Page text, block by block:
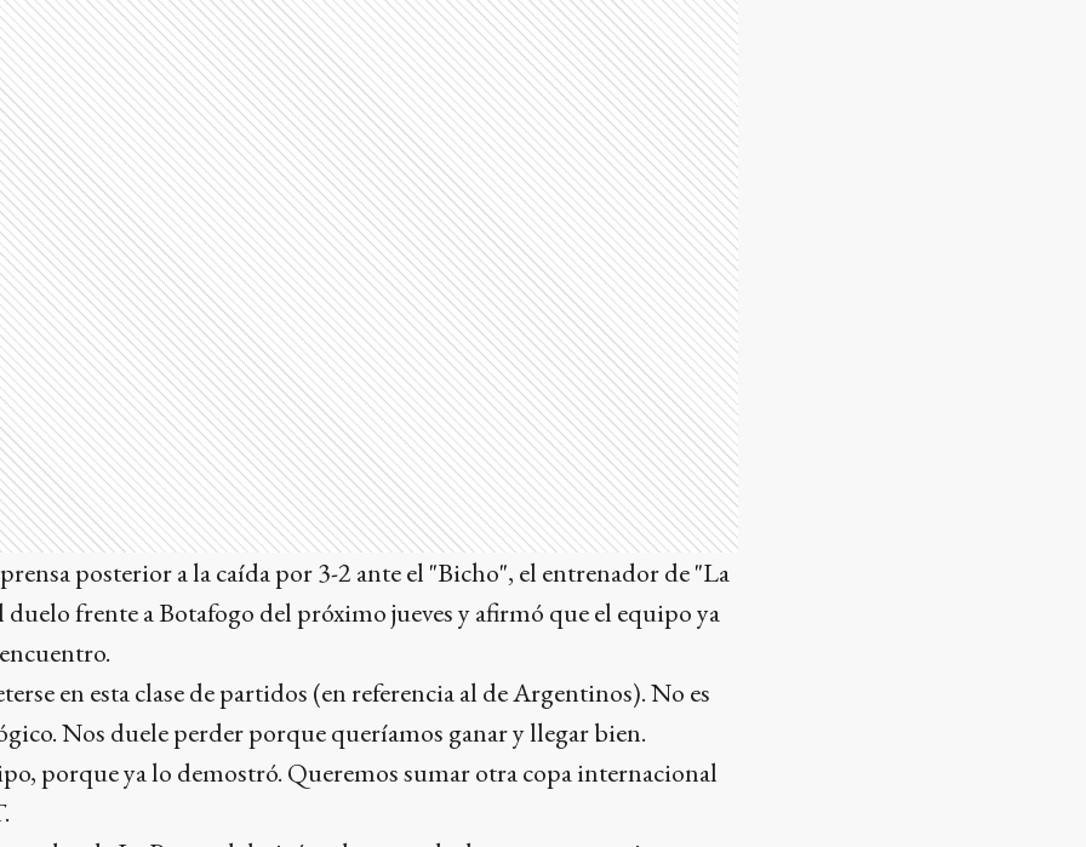
posterior a la caída por 3-2 ante el "Bicho", el entrenador de "La
frente a Botafogo del próximo jueves y afirmó que el equipo ya
en esta clase de partidos (en referencia al de Argentinos). No es
Nos duele perder porque queríamos ganar y llegar bien.
porque ya lo demostró. Queremos sumar otra copa internacional